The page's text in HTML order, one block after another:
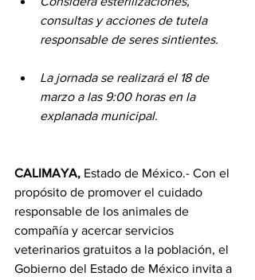
consultas y acciones de tutela
responsable de seres sintientes.
La jornada se realizará el 18 de
marzo a las 9:00 horas en la
explanada municipal.
CALIMAYA, Estado de México.- Con el
propósito de promover el cuidado
responsable de los animales de
compañía y acercar servicios
veterinarios gratuitos a la población, el
Gobierno del Estado de México invita a